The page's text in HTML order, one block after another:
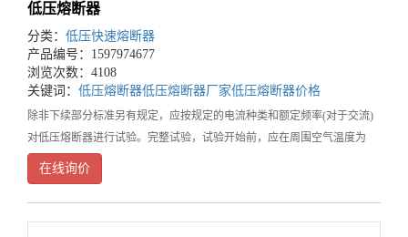
低压熔断器
分类： 低压快速熔断器
产品编号：1597974677
浏览次数：4108
关键词： 低压熔断器低压熔断器厂家低压熔断器价格
除非下续部分标准另有规定，应按规定的电流种类和额定频率(对于交流)
对低压熔断器进行试验。完整试验，试验开始前，应在周围空气温度为
(20±5)℃下测量所有试品的内阻R，测量电流不超过0.11，R值应记录在试
验报告中完整试验。同一熔断体系列的试
在线询价